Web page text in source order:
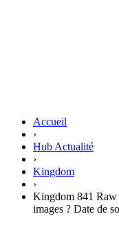
Accueil
›
Hub Actualité
›
Kingdom
›
Kingdom 841 Raw
images ? Date de